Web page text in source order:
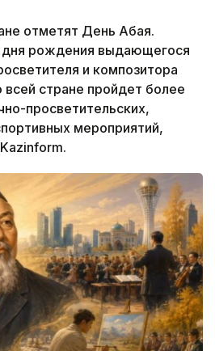
отметят День Абая.
дня рождения выдающегося
и композитора
всей стране пройдет более
просветительских,
мероприятий,